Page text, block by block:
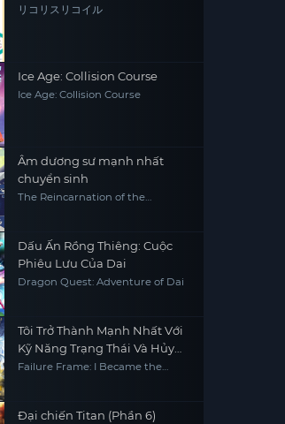
リコリスリコイル
Ice Age: Collision Course
Ice Age: Collision Course
Âm dương sư mạnh nhất
chuyển sinh
The Reincarnation of the
Dấu Ấn Rồng Thiêng: Cuộc
Phiêu Lưu Của Dai
Dragon Quest: Adventure of Dai
Tôi Trở Thành Mạnh Nhất Với
Kỹ Năng Trạng Thái Và Hủy
Diệt Tất Cả
Failure Frame: I Became the
Đại chiến Titan (Phần 6)